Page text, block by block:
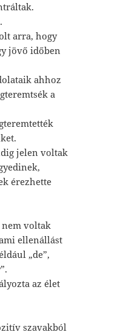
arra, hogy
jövő időben
ahhoz
a
jelen voltak
érezhette
voltak
ellenállást
„de”,
az élet
szavakból